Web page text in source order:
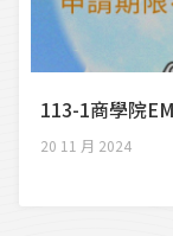
113-1商學院
20 11 月 2024